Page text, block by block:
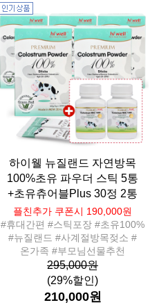
하이웰 뉴질랜드 자연방목
100%초유 파우더 스틱 5통
+초유츄어블Plus 30정 2통
플친추가 쿠폰시 190,000원
#휴대간편 #스틱포장 #초유100%
#뉴질랜드 #사계절방목젖소 #
온가족 #부모님선물추천
295,000원
(29%할인)
210,000원